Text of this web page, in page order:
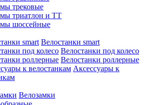
трековые
триатлон и ТТ
шоссейные
Велостанки smart
Велостанки под колесо
Велостанки роллерные
Аксессуары к
Велозамки